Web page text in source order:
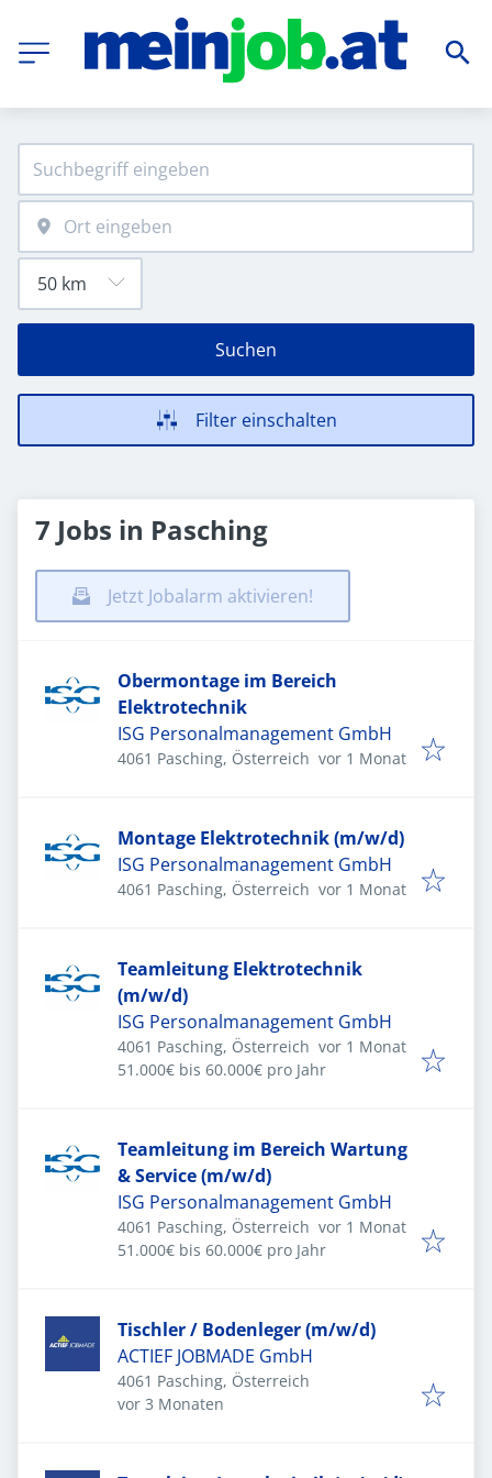
Suchen
Filter einschalten
7 Jobs in Pasching
Jetzt Jobalarm aktivieren!
Obermontage im Bereich
Elektrotechnik
ISG Personalmanagement GmbH
4061 Pasching, Österreich Veröffentlicht
vor 1 Monat
Montage Elektrotechnik (m/w/d)
ISG Personalmanagement GmbH
4061 Pasching, Österreich Veröffentlicht
vor 1 Monat
Teamleitung Elektrotechnik
(m/w/d)
ISG Personalmanagement GmbH
4061 Pasching, Österreich Veröffentlicht
vor 1 Monat
51.000€ bis 60.000€ pro Jahr
Teamleitung im Bereich Wartung
& Service (m/w/d)
ISG Personalmanagement GmbH
4061 Pasching, Österreich Veröffentlicht
vor 1 Monat
51.000€ bis 60.000€ pro Jahr
Tischler / Bodenleger (m/w/d)
ACTIEF JOBMADE GmbH
4061 Pasching, Österreich
Veröffentlicht:
vor 3 Monaten